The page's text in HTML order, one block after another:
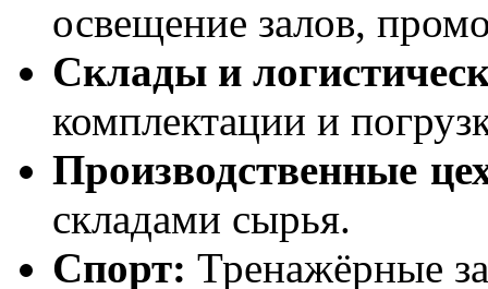
освещение залов,
Склады и
комплектации и
Производственные
складами сырья.
Спорт: Тренажёрные